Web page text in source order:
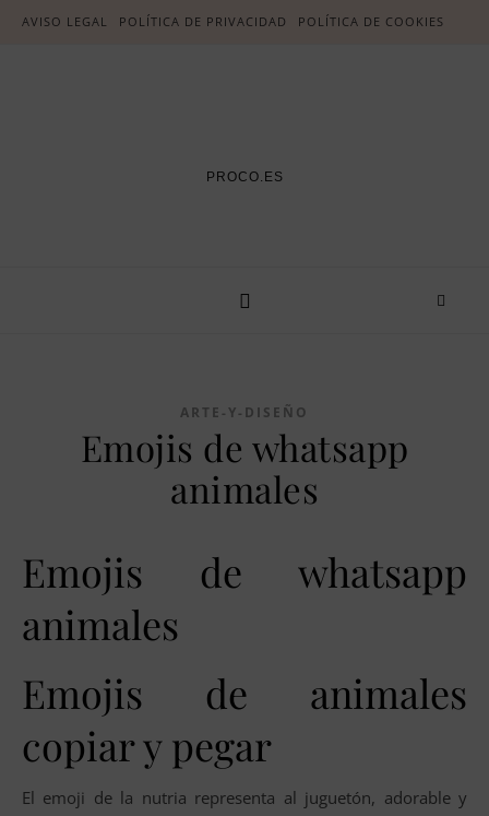
AVISO LEGAL POLÍTICA DE PRIVACIDAD POLÍTICA DE COOKIES
PROCO.ES
ARTE-Y-DISEÑO
Emojis de whatsapp
animales
Emojis de whatsapp
animales
Emojis de animales
copiar y pegar
El emoji de la nutria representa al juguetón, adorable y